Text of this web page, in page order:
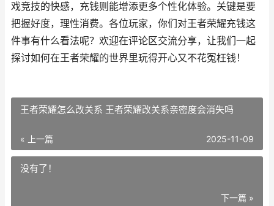
戏竞技的快感，充钱则能增添更多个性化体验。关键是要
把握好度，理性消费。各位玩家，你们对王者荣耀充钱这
件事有什么看法呢？欢迎在评论区交流分享，让我们一起
探讨如何在王者荣耀的世界里玩得开心又不花冤枉钱！
王者荣耀怎么改关系 王者荣耀改关系亲密度会消失吗
« 上一篇 2025-11-09
没有了！
下一篇 »